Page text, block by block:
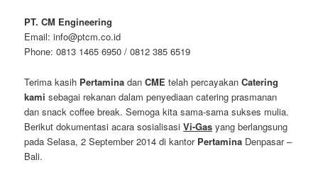
PT. CM Engineering
Email: info@ptcm.co.id
Phone: 0813 1465 6950 / 0812 385 6519
Terima kasih Pertamina danCME telah percayakanCatering
kami sebagai rekanan dalam penyediaan catering prasmanan
dan snack coffee break. Semoga kita sama-sama sukses mulia.
Berikut dokumentasi acara sosialisasiVi-Gas yang berlangsung
pada Selasa, 2 September 2014 di kantor Pertamina Denpasar –
Bali.